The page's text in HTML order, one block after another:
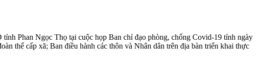
Phan Ngọc Thọ tại cuộc họp Ban chỉ đạo phòng, chống Covid-19 tỉnh ngày
thể cấp xã; Ban điều hành các thôn và Nhân dân trên địa bàn triển khai thực